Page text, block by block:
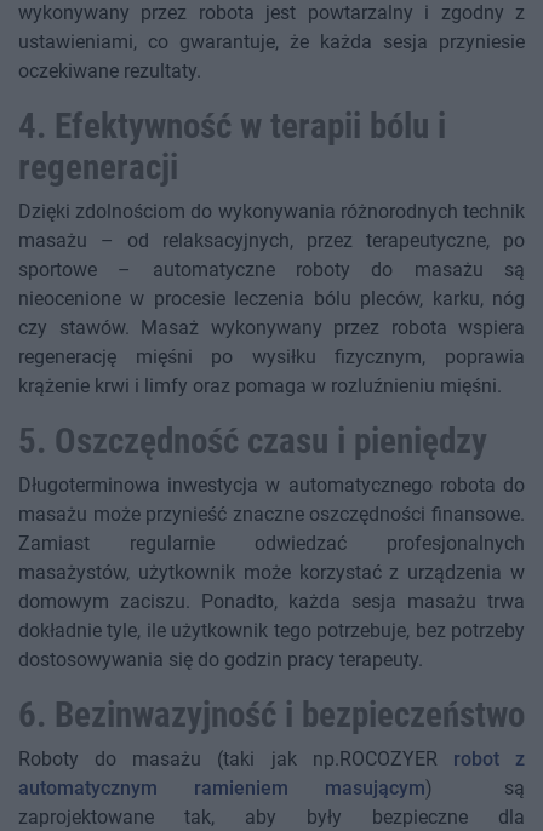
wykonywany przez robota jest powtarzalny i zgodny z
ustawieniami, co gwarantuje, że każda sesja przyniesie
oczekiwane rezultaty.
4. Efektywność w terapii bólu i
regeneracji
Dzięki zdolnościom do wykonywania różnorodnych technik
masażu – od relaksacyjnych, przez terapeutyczne, po
sportowe – automatyczne roboty do masażu są
nieocenione w procesie leczenia bólu pleców, karku, nóg
czy stawów. Masaż wykonywany przez robota wspiera
regenerację mięśni po wysiłku fizycznym, poprawia
krążenie krwi i limfy oraz pomaga w rozluźnieniu mięśni.
5. Oszczędność czasu i pieniędzy
Długoterminowa inwestycja w automatycznego robota do
masażu może przynieść znaczne oszczędności finansowe.
Zamiast regularnie odwiedzać profesjonalnych
masażystów, użytkownik może korzystać z urządzenia w
domowym zaciszu. Ponadto, każda sesja masażu trwa
dokładnie tyle, ile użytkownik tego potrzebuje, bez potrzeby
dostosowywania się do godzin pracy terapeuty.
6. Bezinwazyjność i bezpieczeństwo
Roboty do masażu (taki jak np.ROCOZYER robot z
automatycznym ramieniem masującym) są
zaprojektowane tak, aby były bezpieczne dla